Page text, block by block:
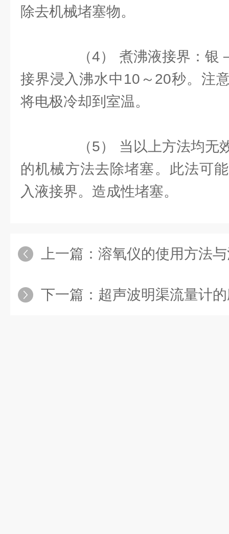
除去机械堵塞物。
（4） 煮沸液接界：银
接界浸入沸水中10～20秒。注
将电极冷却到室温。
（5） 当以上方法均无
的机械方法去除堵塞。此法可
入液接界。造成性堵塞。
上一篇： 溶氧仪的使用方法
下一篇： 超声波明渠流量计